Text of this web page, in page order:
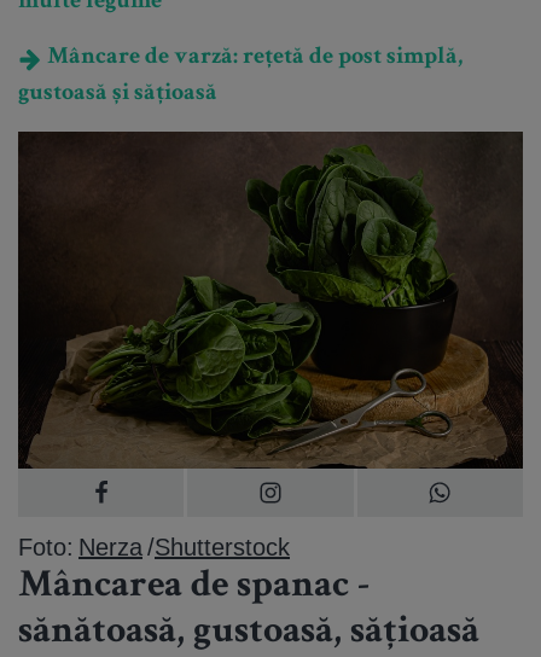
Mâncare de varză: rețetă de post simplă,
gustoasă și sățioasă
Foto: Nerza/Shutterstock
Mâncarea de spanac -
sănătoasă, gustoasă, sățioasă